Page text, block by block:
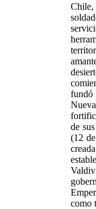
fundó
de
(12
como